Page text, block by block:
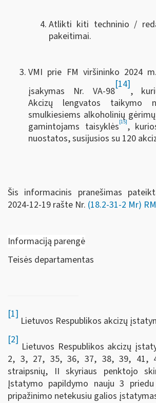
Atlikti kiti techninio /
pakeitimai.
VMI prie FM viršininko 2024
įsakymas Nr. VA-98
[14]
,
Akcizų lengvatos taikymo
smulkiesiems alkoholinių
gamintojams taisyklės[15],
nuostatos, susijusios su 120
Šis informacinis pranešimas
2024-12-19 rašte Nr. (18.2-31-2 Mr)
Informaciją parengė
Teisės departamentas
[1]
Lietuvos Respublikos akcizų
[2]
Lietuvos Respublikos akcizų
2, 3, 27, 35, 36, 37, 38, 39, 41,
straipsnių, II skyriaus penktojo
Įstatymo papildymo nauju 3
pripažinimo netekusiu galios